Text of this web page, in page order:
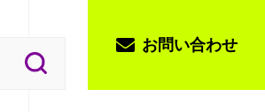
お問い合わせ